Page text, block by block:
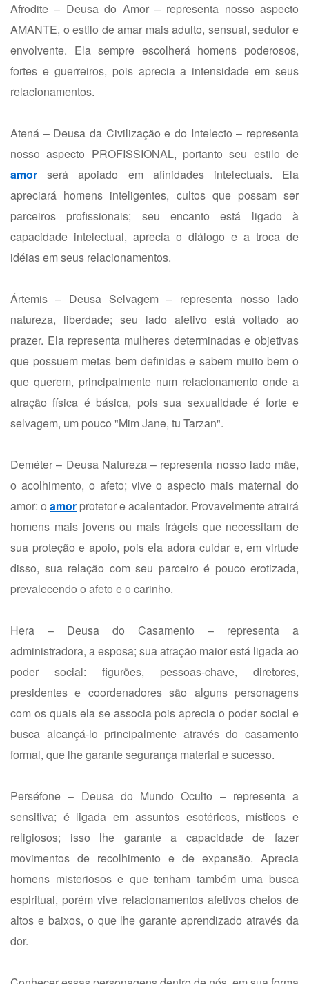
Afrodite – Deusa do Amor – representa nosso aspecto
AMANTE, o estilo de amar mais adulto, sensual, sedutor e
envolvente. Ela sempre escolherá homens poderosos,
fortes e guerreiros, pois aprecia a intensidade em seus
relacionamentos.
Atená – Deusa da Civilização e do Intelecto – representa
nosso aspecto PROFISSIONAL, portanto seu estilo de
amor será apoiado em afinidades intelectuais. Ela
apreciará homens inteligentes, cultos que possam ser
parceiros profissionais; seu encanto está ligado à
capacidade intelectual, aprecia o diálogo e a troca de
idéias em seus relacionamentos.
Ártemis – Deusa Selvagem – representa nosso lado
natureza, liberdade; seu lado afetivo está voltado ao
prazer. Ela representa mulheres determinadas e objetivas
que possuem metas bem definidas e sabem muito bem o
que querem, principalmente num relacionamento onde a
atração física é básica, pois sua sexualidade é forte e
selvagem, um pouco "Mim Jane, tu Tarzan".
Deméter – Deusa Natureza – representa nosso lado mãe,
o acolhimento, o afeto; vive o aspecto mais maternal do
amor: o amor protetor e acalentador. Provavelmente atrairá
homens mais jovens ou mais frágeis que necessitam de
sua proteção e apoio, pois ela adora cuidar e, em virtude
disso, sua relação com seu parceiro é pouco erotizada,
prevalecendo o afeto e o carinho.
Hera – Deusa do Casamento – representa a
administradora, a esposa; sua atração maior está ligada ao
poder social: figurões, pessoas-chave, diretores,
presidentes e coordenadores são alguns personagens
com os quais ela se associa pois aprecia o poder social e
busca alcançá-lo principalmente através do casamento
formal, que lhe garante segurança material e sucesso.
Perséfone – Deusa do Mundo Oculto – representa a
sensitiva; é ligada em assuntos esotéricos, místicos e
religiosos; isso lhe garante a capacidade de fazer
movimentos de recolhimento e de expansão. Aprecia
homens misteriosos e que tenham também uma busca
espiritual, porém vive relacionamentos afetivos cheios de
altos e baixos, o que lhe garante aprendizado através da
dor.